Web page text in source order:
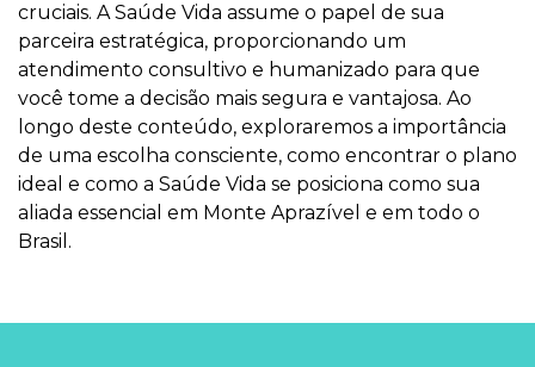
cruciais. A Saúde Vida assume o papel de sua
parceira estratégica, proporcionando um
atendimento consultivo e humanizado para que
você tome a decisão mais segura e vantajosa. Ao
longo deste conteúdo, exploraremos a importância
de uma escolha consciente, como encontrar o plano
ideal e como a Saúde Vida se posiciona como sua
aliada essencial em Monte Aprazível e em todo o
Brasil.